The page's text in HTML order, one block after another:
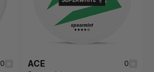
0
ACE
0